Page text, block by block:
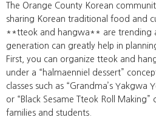
The Orange County Korean
sharing Korean traditional food and
**tteok and hangwa** are trending
generation can greatly help in
First, you can organize tteok and
under a “halmaenniel dessert”
classes such as “Grandma’s Yakgwa
or “Black Sesame Tteok Roll
families and students.